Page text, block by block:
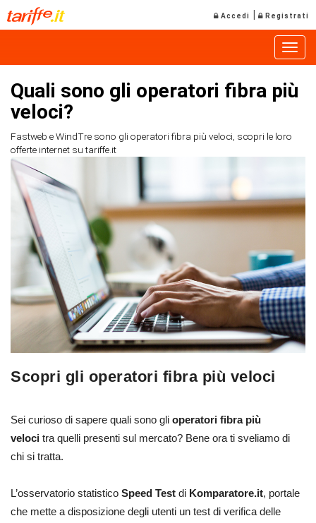
Accedi | Registrati
Quali sono gli operatori fibra più
veloci?
Fastweb e WindTre sono gli operatori fibra più veloci, scopri le loro
offerte internet su tariffe.it
Scopri gli operatori fibra più veloci
Sei curioso di sapere quali sono gli operatori fibra più
veloci tra quelli presenti sul mercato? Bene ora ti sveliamo di
chi si tratta.
L’osservatorio statistico Speed Test di Komparatore.it, portale
che mette a disposizione degli utenti un test di verifica delle